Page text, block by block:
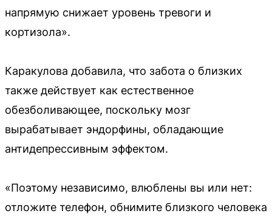
напрямую снижает уровень тревоги и
кортизола».
Каракулова добавила, что забота о близких
также действует как естественное
обезболивающее, поскольку мозг
вырабатывает эндорфины, обладающие
антидепрессивным эффектом.
«Поэтому независимо, влюблены вы или нет:
отложите телефон, обнимите близкого человека